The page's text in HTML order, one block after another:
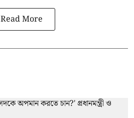
Read More